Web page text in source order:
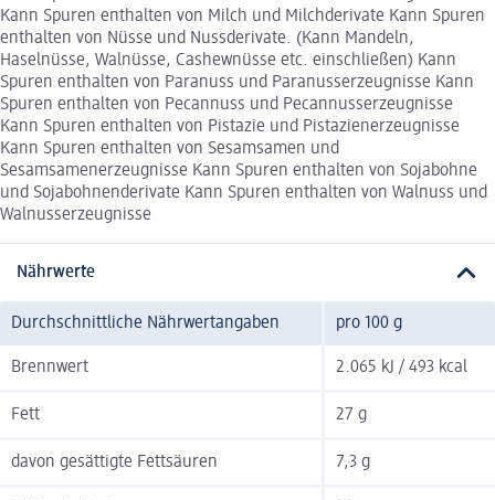
Kann Spuren enthalten von Milch und Milchderivate Kann Spuren
enthalten von Nüsse und Nussderivate. (Kann Mandeln,
Haselnüsse, Walnüsse, Cashewnüsse etc. einschließen) Kann
Spuren enthalten von Paranuss und Paranusserzeugnisse Kann
Spuren enthalten von Pecannuss und Pecannusserzeugnisse
Kann Spuren enthalten von Pistazie und Pistazienerzeugnisse
Kann Spuren enthalten von Sesamsamen und
Sesamsamenerzeugnisse Kann Spuren enthalten von Sojabohne
und Sojabohnenderivate Kann Spuren enthalten von Walnuss und
Walnusserzeugnisse
Nährwerte
Durchschnittliche Nährwertangaben pro 100 g
Brennwert 2.065 kJ / 493 kcal
Fett 27 g
davon gesättigte Fettsäuren 7,3 g